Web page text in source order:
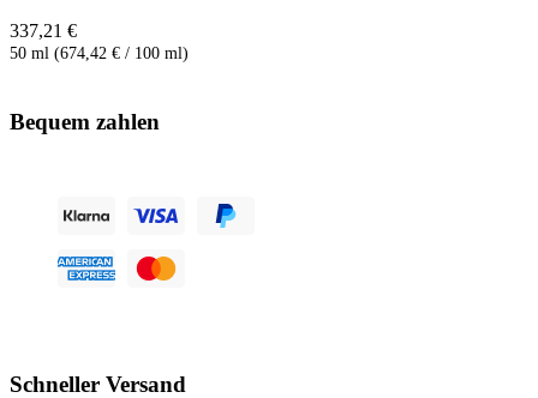
337,21 €
50 ml (674,42 € / 100 ml)
Bequem zahlen
Schneller Versand